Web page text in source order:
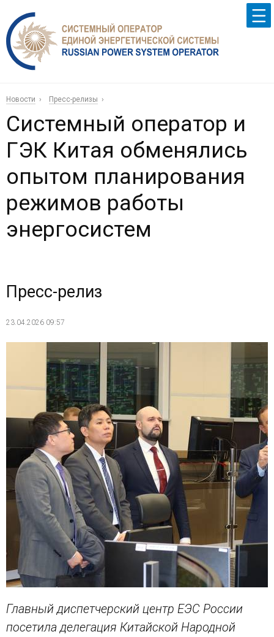
Новости Пресс-релизы
Системный оператор и
ГЭК Китая обменялись
опытом планирования
режимов работы
энергосистем
Пресс-релиз
23.04.2026 09:57
Главный диспетчерский центр ЕЭС России
посетила делегация Китайской Народной